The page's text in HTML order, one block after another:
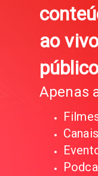
ao
Apenas
Canais